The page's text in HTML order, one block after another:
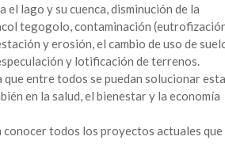
lago y su cuenca, disminución de la
tegogolo, contaminación
y erosión, el cambio de uso de
y lotificación de terrenos.
entre todos se puedan solucionar
en la salud, el bienestar y la economía
todos los proyectos actuales que